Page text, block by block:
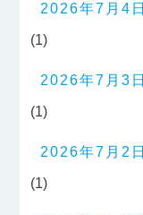
2026年7月4日
(1)
2026年7月3日
(1)
2026年7月2日
(1)